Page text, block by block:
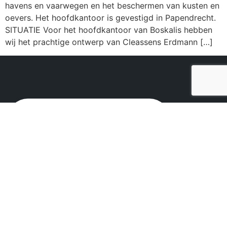
havens en vaarwegen en het beschermen van kusten en
oevers. Het hoofdkantoor is gevestigd in Papendrecht.
SITUATIE Voor het hoofdkantoor van Boskalis hebben
wij het prachtige ontwerp van Cleassens Erdmann […]